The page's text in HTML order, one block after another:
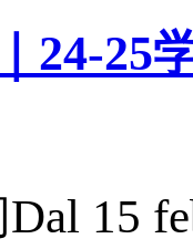
24-25
15